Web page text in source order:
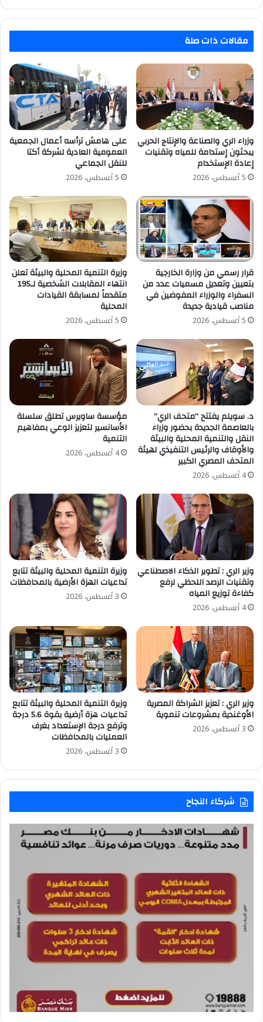
مقالات ذات صلة
وزراء الري والصناعة والإنتاج الحربي
يبحثون إستدامة للمياه وتقنيات
إعادة الإستخدام
5 أغسطس، 2026
على هامش ترأسه أعمال الجمعية
العمومية العادية لشركة أكتا
للنقل الجماعي
5 أغسطس، 2026
قرار رسمي من وزارة الخارجية
بتعيين وتعديل مسميات عدد من
السفراء والوزراء المفوضين في
مناصب قيادية جديدة
5 أغسطس، 2026
وزيرة التنمية المحلية والبيئة تعلن
انتهاء المقابلات الشخصية لـ195
متقدماً لمسابقة القيادات
المحلية
5 أغسطس، 2026
د. سويلم يفتتح “متحف الري”
بالعاصمة الجديدة بحضور وزراء
النقل والتنمية المحلية والبيئة
والأوقاف والرئيس التنفيذي لهيئة
المتحف المصري الكبير
4 أغسطس، 2026
مؤسسة ساويرس تطلق سلسلة
الأسانسير لتعزيز الوعي بمفاهيم
التنمية
4 أغسطس، 2026
وزير الري : تطوير الذكاء الاصطناعي
وتقنيات الرصد اللحظي لرفع
كفاءة توزيع المياه
4 أغسطس، 2026
وزيرة التنمية المحلية والبيئة تتابع
تداعيات الهزة الأرضية بالمحافظات
3 أغسطس، 2026
وزير الري : تعزيز الشراكة المصرية
الأوغندية بمشروعات تنموية
3 أغسطس، 2026
وزيرة التنمية المحلية والبيئة تتابع
تداعيات هزة أرضية بقوة 5.6 درجة
وترفع درجة الإستعداد بغرف
العمليات بالمحافظات
3 أغسطس، 2026
شركاء النجاح